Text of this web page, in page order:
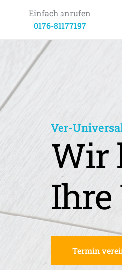
Einfach anrufen
0176-81177197
Ver-
Wir
Ihre
Termin